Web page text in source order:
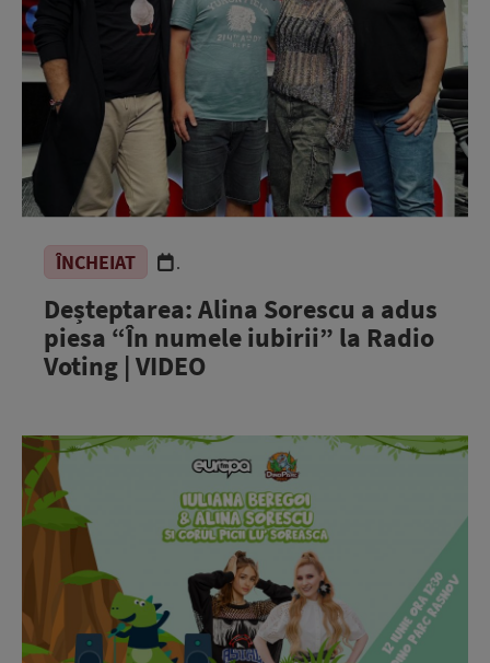
ÎNCHEIAT .
Deșteptarea: Alina Sorescu a adus
piesa “În numele iubirii” la Radio
Voting | VIDEO